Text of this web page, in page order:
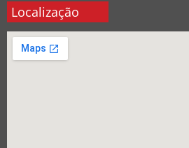
Localização